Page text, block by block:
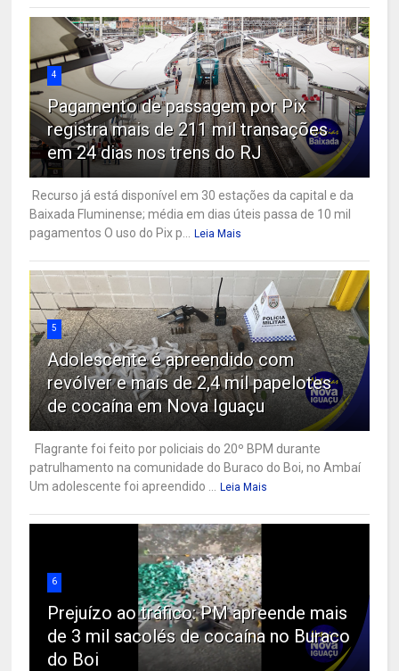
4
Pagamento de passagem por Pix
registra mais de 211 mil transações
em 24 dias nos trens do RJ
Recurso já está disponível em 30 estações da capital e da
Baixada Fluminense; média em dias úteis passa de 10 mil
pagamentos O uso do Pix p...
Leia Mais
5
Adolescente é apreendido com
revólver e mais de 2,4 mil papelotes
de cocaína em Nova Iguaçu
Flagrante foi feito por policiais do 20º BPM durante
patrulhamento na comunidade do Buraco do Boi, no Ambaí
Um adolescente foi apreendido ...
Leia Mais
6
Prejuízo ao tráfico: PM apreende mais
de 3 mil sacolés de cocaína no Buraco
do Boi